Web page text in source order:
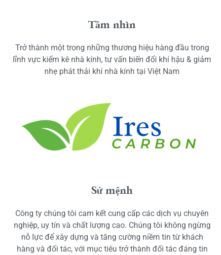
Tầm nhìn
Trở thành một trong những thương hiệu hàng đầu trong
lĩnh vực kiểm kê nhà kính, tư vấn biến đổi khí hậu & giảm
nhẹ phát thải khí nhà kính tại Việt Nam
Sứ mệnh
Công ty chúng tôi cam kết cung cấp các dịch vụ chuyên
nghiệp, uy tín và chất lượng cao. Chúng tôi không ngừng
nỗ lực để xây dựng và tăng cường niềm tin từ khách
hàng và đối tác, với mục tiêu trở thành đối tác đáng tin